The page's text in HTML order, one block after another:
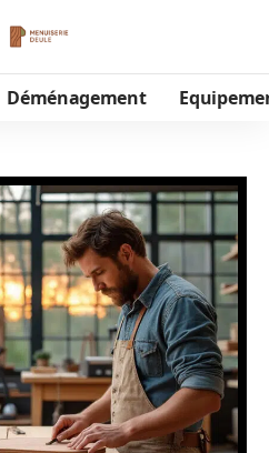
Déménagement